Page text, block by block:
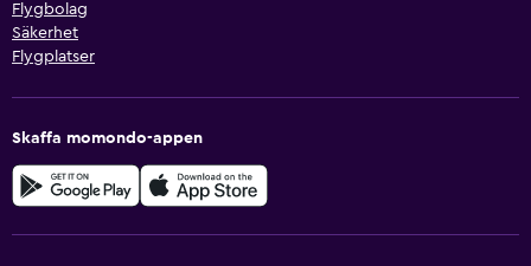
Flygbolag
Säkerhet
Flygplatser
Skaffa momondo-appen